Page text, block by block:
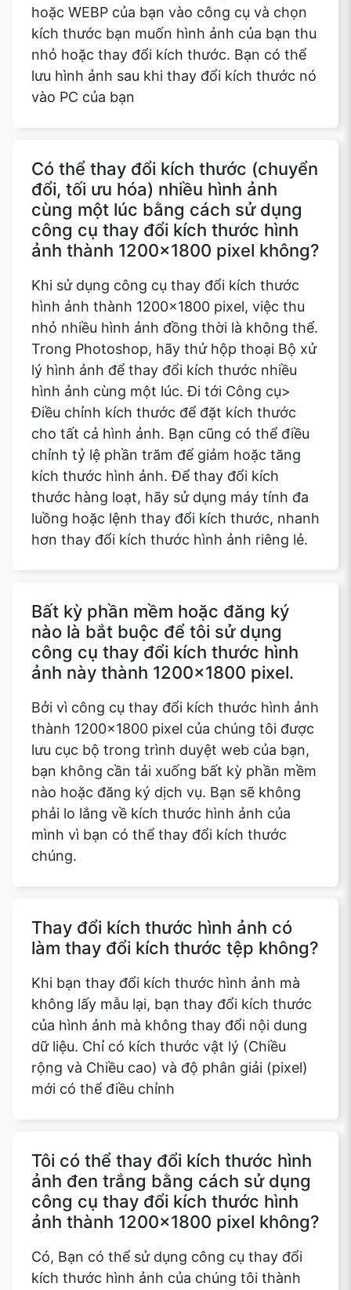
hoặc WEBP của bạn vào công cụ và chọn
kích thước bạn muốn hình ảnh của bạn thu
nhỏ hoặc thay đổi kích thước. Bạn có thể
lưu hình ảnh sau khi thay đổi kích thước nó
vào PC của bạn
Có thể thay đổi kích thước (chuyển
đổi, tối ưu hóa) nhiều hình ảnh
cùng một lúc bằng cách sử dụng
công cụ thay đổi kích thước hình
ảnh thành 1200x1800 pixel không?
Khi sử dụng công cụ thay đổi kích thước
hình ảnh thành 1200x1800 pixel, việc thu
nhỏ nhiều hình ảnh đồng thời là không thể.
Trong Photoshop, hãy thử hộp thoại Bộ xử
lý hình ảnh để thay đổi kích thước nhiều
hình ảnh cùng một lúc. Đi tới Công cụ>
Điều chỉnh kích thước để đặt kích thước
cho tất cả hình ảnh. Bạn cũng có thể điều
chỉnh tỷ lệ phần trăm để giảm hoặc tăng
kích thước hình ảnh. Để thay đổi kích
thước hàng loạt, hãy sử dụng máy tính đa
luồng hoặc lệnh thay đổi kích thước, nhanh
hơn thay đổi kích thước hình ảnh riêng lẻ.
Bất kỳ phần mềm hoặc đăng ký
nào là bắt buộc để tôi sử dụng
công cụ thay đổi kích thước hình
ảnh này thành 1200x1800 pixel.
Bởi vì công cụ thay đổi kích thước hình ảnh
thành 1200x1800 pixel của chúng tôi được
lưu cục bộ trong trình duyệt web của bạn,
bạn không cần tải xuống bất kỳ phần mềm
nào hoặc đăng ký dịch vụ. Bạn sẽ không
phải lo lắng về kích thước hình ảnh của
mình vì bạn có thể thay đổi kích thước
chúng.
Thay đổi kích thước hình ảnh có
làm thay đổi kích thước tệp không?
Khi bạn thay đổi kích thước hình ảnh mà
không lấy mẫu lại, bạn thay đổi kích thước
của hình ảnh mà không thay đổi nội dung
dữ liệu. Chỉ có kích thước vật lý (Chiều
rộng và Chiều cao) và độ phân giải (pixel)
mới có thể điều chỉnh
Tôi có thể thay đổi kích thước hình
ảnh đen trắng bằng cách sử dụng
công cụ thay đổi kích thước hình
ảnh thành 1200x1800 pixel không?
Có, Bạn có thể sử dụng công cụ thay đổi
kích thước hình ảnh của chúng tôi thành